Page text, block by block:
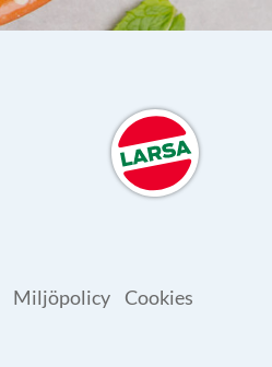
Miljöpolicy Cookies